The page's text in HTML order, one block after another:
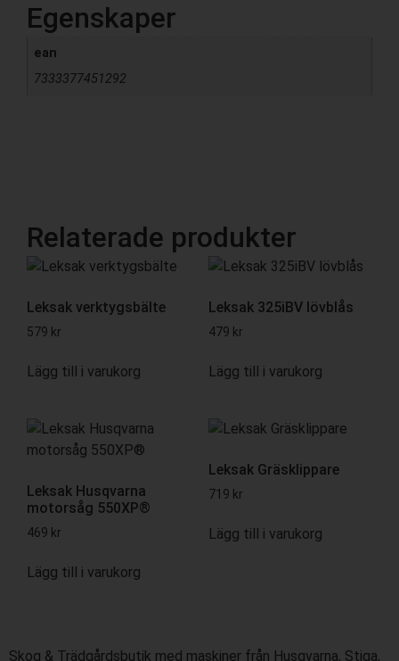
Egenskaper
ean
7333377451292
Relaterade produkter
Leksak verktygsbälte
579 kr
Lägg till i varukorg
Leksak 325iBV lövblås
479 kr
Lägg till i varukorg
Leksak Husqvarna
motorsåg 550XP®
469 kr
Lägg till i varukorg
Leksak Gräsklippare
719 kr
Lägg till i varukorg
Skog & Trädgårdsbutik med maskiner från Husqvarna, Stiga,